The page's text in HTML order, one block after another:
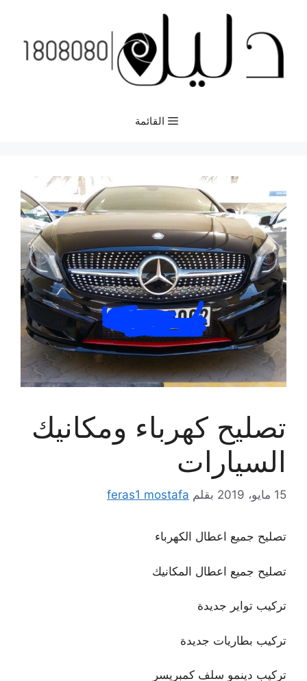
المحتوى
القائمة
تصليح كهرباء ومكانيك
السيارات
15 مايو، 2019 بقلم feras1 mostafa
تصليح جميع اعطال الكهرباء
تصليح جميع اعطال المكانيك
تركيب تواير جديدة
تركيب بطاريات جديدة
تركيب دينمو سلف كمبريسر